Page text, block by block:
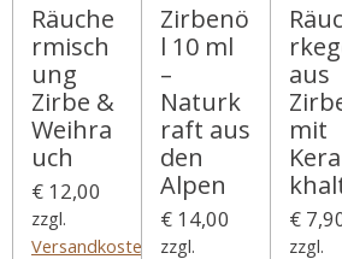
Räuche
rmisch
ung
Zirbe &
Weihra
uch
€ 12,00
zzgl.
Versandkosten
Zirbenö
l 10 ml
–
Naturk
raft aus
den
Alpen
€ 14,00
zzgl.
aus
mit
€
zzgl.